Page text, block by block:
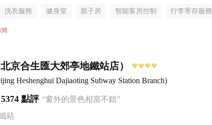
洗衣服務 健身室 親子房 智能客房控制 行李寄存服務
京合生匯大郊亭地鐵站店）
Heshenghui Dajiaoting Subway Station Branch)
5374 點評 “窗外的景色相當不錯”
站